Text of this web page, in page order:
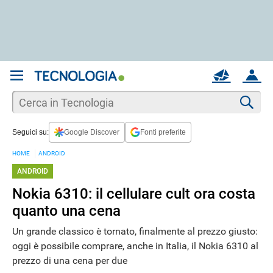
ACCOUNT
MAIL
Seguici su: Google Discover Fonti preferite
HOME ANDROID
ANDROID
Nokia 6310: il cellulare cult ora costa
quanto una cena
Un grande classico è tornato, finalmente al prezzo giusto:
oggi è possibile comprare, anche in Italia, il Nokia 6310 al
prezzo di una cena per due